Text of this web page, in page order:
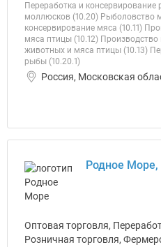
Переработка и
моллюсков (10.20) Рыболовство
консервирование мяса (10.11)
мяса птицы (10.12)
животных и мяса птицы (10.13)
рыбы (10.20.1)
Россия, Московская
Родное
Оптовая торговля,
Розничная торговля,